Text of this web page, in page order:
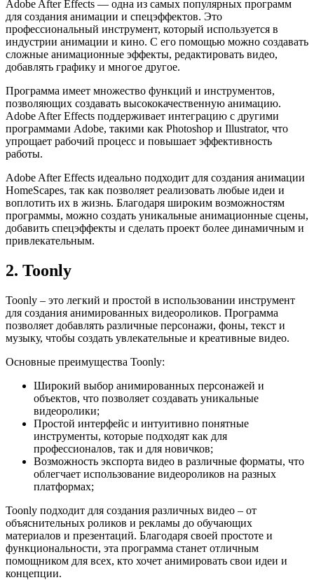
Adobe After Effects — одна из самых популярных программ
для создания анимации и спецэффектов. Это
профессиональный инструмент, который используется в
индустрии анимации и кино. С его помощью можно создавать
сложные анимационные эффекты, редактировать видео,
добавлять графику и многое другое.
Программа имеет множество функций и инструментов,
позволяющих создавать высококачественную анимацию.
Adobe After Effects поддерживает интеграцию с другими
программами Adobe, такими как Photoshop и Illustrator, что
упрощает рабочий процесс и повышает эффективность
работы.
Adobe After Effects идеально подходит для создания анимации
HomeScapes, так как позволяет реализовать любые идеи и
воплотить их в жизнь. Благодаря широким возможностям
программы, можно создать уникальные анимационные сцены,
добавить спецэффекты и сделать проект более динамичным и
привлекательным.
2. Toonly
Toonly – это легкий и простой в использовании инструмент
для создания анимированных видеороликов. Программа
позволяет добавлять различные персонажи, фоны, текст и
музыку, чтобы создать увлекательные и креативные видео.
Основные преимущества Toonly:
Широкий выбор анимированных персонажей и
объектов, что позволяет создавать уникальные
видеоролики;
Простой интерфейс и интуитивно понятные
инструменты, которые подходят как для
профессионалов, так и для новичков;
Возможность экспорта видео в различные форматы, что
облегчает использование видеороликов на разных
платформах;
Toonly подходит для создания различных видео – от
объяснительных роликов и рекламы до обучающих
материалов и презентаций. Благодаря своей простоте и
функциональности, эта программа станет отличным
помощником для всех, кто хочет анимировать свои идеи и
концепции.